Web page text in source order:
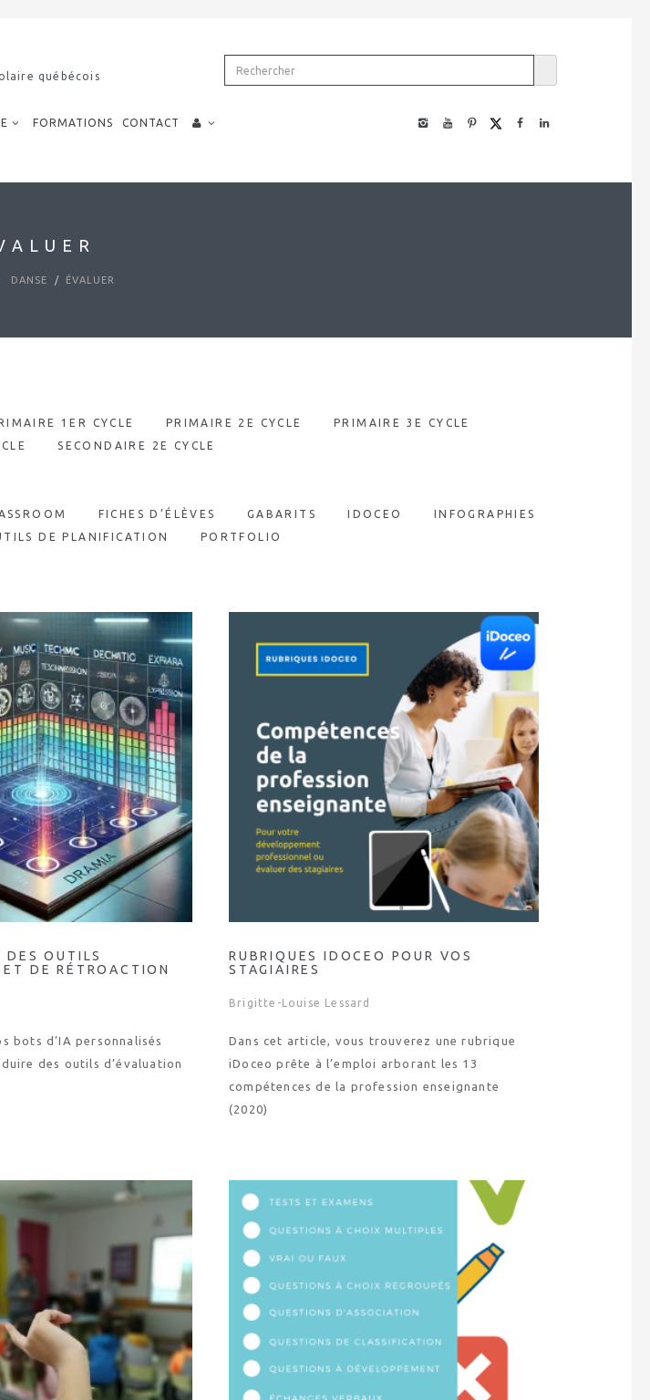
FORMATIONS CONTACT
DANSE ÉVALUER
1ER CYCLE PRIMAIRE 2E CYCLE
PRIMAIRE 3E CYCLE
SECONDAIRE 2E CYCLE
FICHES D’ÉLÈVES GABARITS IDOCEO
INFOGRAPHIES
DE PLANIFICATION PORTFOLIO
DES OUTILS
DE RÉTROACTION
bots d’IA personnalisés
des outils d’évaluation
RUBRIQUES IDOCEO POUR VOS
STAGIAIRES
Brigitte-Louise Lessard
Dans cet article, vous trouverez une rubrique
iDoceo prête à l’emploi arborant les 13
compétences de la profession enseignante
(2020)